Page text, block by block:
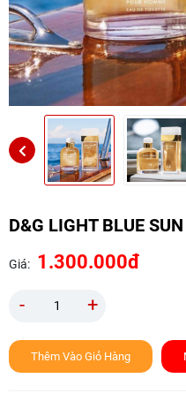
D&G LIGHT BLUE
Giá: 1.300.000đ
-
+
Thêm Vào Giỏ Hàng